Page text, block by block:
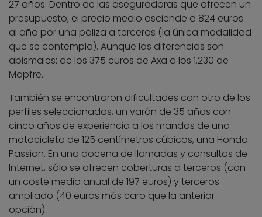
27 años. Dentro de las aseguradoras que ofrecen un
presupuesto, el precio medio asciende a 824 euros
al año por una póliza a terceros (la única modalidad
que se contempla). Aunque las diferencias son
abismales: de los 375 euros de Axa a los 1.230 de
Mapfre.
También se encontraron dificultades con otro de los
perfiles seleccionados, un varón de 35 años con
cinco años de experiencia a los mandos de una
motocicleta de 125 centímetros cúbicos, una Honda
Passion. En una docena de llamadas y consultas de
Internet, sólo se ofrecen coberturas a terceros (con
un coste medio anual de 197 euros) y terceros
ampliado (40 euros más caro que la anterior
opción).